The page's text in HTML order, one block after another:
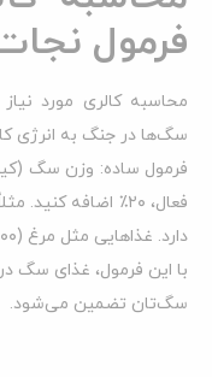
فرمول
محاسبه کالری مورد
سگ‌ها در جنگ به انرژی
دارد. غذاهایی مثل مرغ (۲۰۰ کالری/۱۰۰ گرم) این نیاز را تأمین می‌کنند.
با این فرمول، غذای سگ
سگ‌تان تضمین می‌شود.